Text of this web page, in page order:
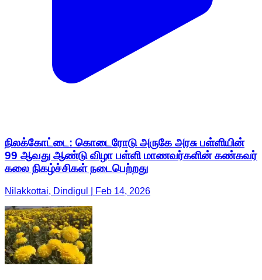
நிலக்கோட்டை: கொடைரோடு அருகே அரசு பள்ளியின்
99 ஆவது ஆண்டு விழா பள்ளி மாணவர்களின் கண்கவர்
கலை நிகழ்ச்சிகள் நடைபெற்றது
Nilakkottai, Dindigul | Feb 14, 2026